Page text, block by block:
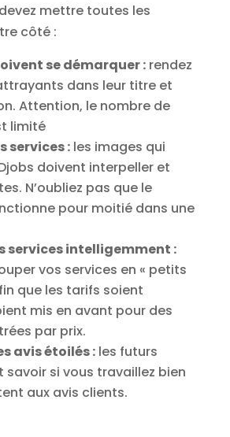
mettre toutes les
côté :
se démarquer :rendez
dans leur titre et
Attention, le nombre de
limité
services :les images qui
doivent interpeller et
N’oubliez pas que le
pour moitié dans une
services intelligemment :
vos services en « petits
que les tarifs soient
mis en avant pour des
par prix.
avis étoilés :les futurs
savoir si vous travaillez bien
aux avis clients.